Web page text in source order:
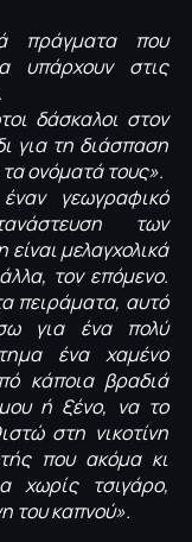
πράγματα που
υπάρχουν στις
δάσκαλοι στον
για τη διάσπαση
ονόματά τους».
γεωγραφικό
των
μελαγχολικά
τον επόμενο.
πειράματα, αυτό
για ένα πολύ
ένα χαμένο
κάποια βραδιά
ή ξένο, να το
στη νικοτίνη
που ακόμα κι
χωρίς τσιγάρο,
του καπνού».